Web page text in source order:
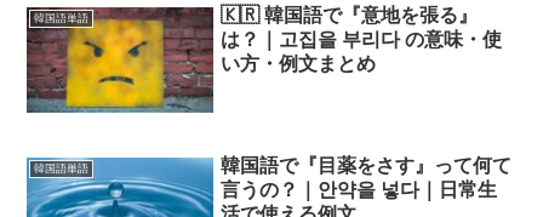
韓国語単語
🇰🇷 韓国語で『意地を張る』
は？｜고집을 부리다 の意味・使
い方・例文まとめ
韓国語単語
韓国語で『目薬をさす』って何て
言うの？｜안약을 넣다｜日常生